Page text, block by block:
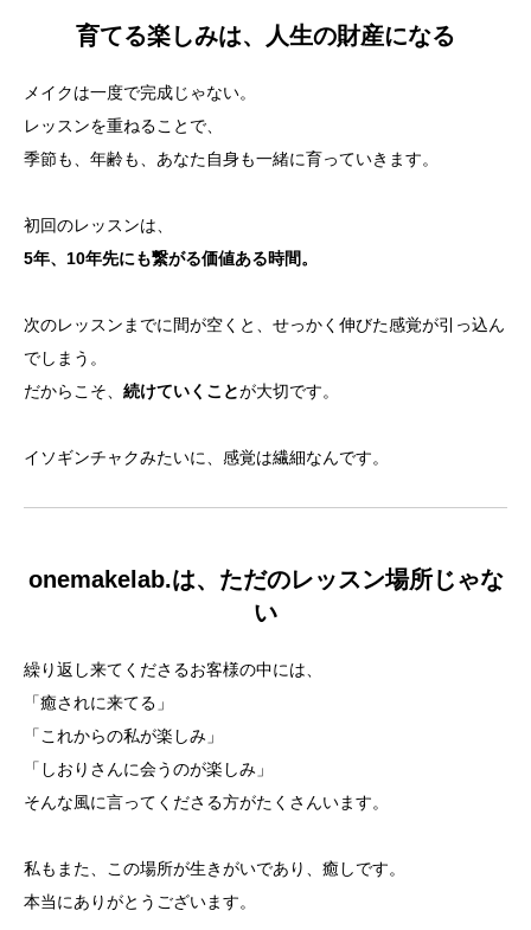
育てる楽しみは、人生の財産になる
メイクは一度で完成じゃない。
レッスンを重ねることで、
季節も、年齢も、あなた自身も一緒に育っていきます。
初回のレッスンは、
5年、10年先にも繋がる価値ある時間。
次のレッスンまでに間が空くと、せっかく伸びた感覚が引っ込ん
でしまう。
だからこそ、 続けていくことが大切です。
イソギンチャクみたいに、感覚は繊細なんです。
onemakelab.は、ただのレッスン場所じゃな
い
繰り返し来てくださるお客様の中には、
「癒されに来てる」
「これからの私が楽しみ」
「しおりさんに会うのが楽しみ」
そんな風に言ってくださる方がたくさんいます。
私もまた、この場所が生きがいであり、癒しです。
本当にありがとうございます。